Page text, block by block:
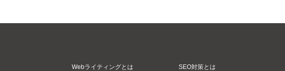
Webライティングとは SEO対策とは